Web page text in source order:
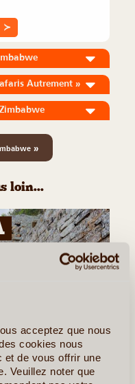
acceptez que nous
cookies nous
et de vous offrir une
Veuillez noter que
≻
Autrement »
»
loin...
peuple disparu de